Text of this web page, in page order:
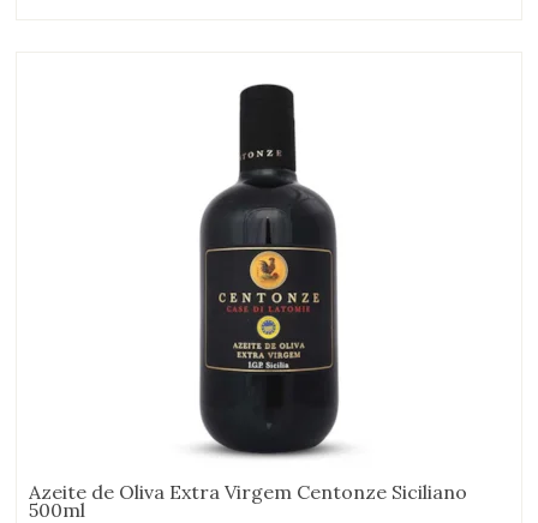
Azeite de Oliva Extra Virgem Centonze Siciliano
500ml